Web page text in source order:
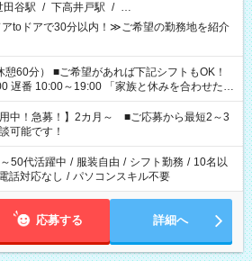
田谷駅 / 下高井戸駅 / …
toドアで30分以内！≫ご希望の勤務地を紹介
ば下記シフトもOK！
～19:00 「家族と休みを合わせた
て夕飯の準備がしたい」 「できれば残業はし
希望を教えてくださいね。 ※Wワーク希望
仕事で希望する勤務時間と、もう1つのお仕事
で週40時間を超える場合は応募できません。
用中！急募！】2カ月～ ■ご応募から最短2～3
可能です！
50代活躍中 / 服装自由 / シフト勤務 / 10名以
電話対応なし / パソコンスキル不要
応募する 詳細へ